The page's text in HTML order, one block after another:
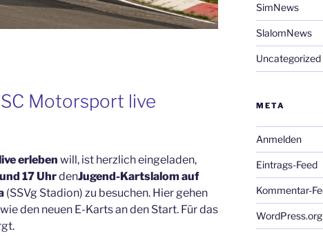
Motorsport live
erleben will, ist herzlich eingeladen,
17 UhrdenJugend-Kartslalom auf
(SSVg Stadion) zu besuchen. Hier gehen
den neuen E-Karts an den Start. Für das
SimNews
SlalomNews
Uncategorized
META
Anmelden
Eintrags-Feed
Kommentar-
WordPress.org